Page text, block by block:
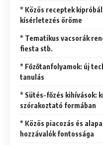
* Közös receptek
kísérletezés öröme
* Tematikus vacsorák
fiesta stb.
* Főzőtanfolyamok: új
tanulás
* Sütés-főzés kihívások:
szórakoztató formában
* Közös piacozás és
hozzávalók fontossága